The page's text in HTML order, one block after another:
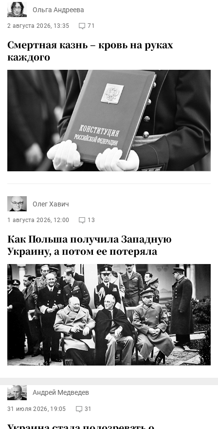
Ольга Андреева
2 августа 2026, 13:35 71
Смертная казнь – кровь на руках
каждого
Олег Хавич
1 августа 2026, 12:00 13
Как Польша получила Западную
Украину, а потом ее потеряла
Андрей Медведев
31 июля 2026, 19:05 31